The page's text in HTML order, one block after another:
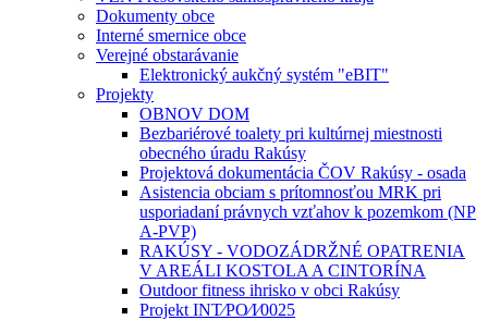
Dokumenty obce
Interné smernice obce
Verejné obstarávanie
Elektronický aukčný systém "eBIT"
Projekty
OBNOV DOM
Bezbariérové toalety pri kultúrnej miestnosti
obecného úradu Rakúsy
Projektová dokumentácia ČOV Rakúsy - osada
Asistencia obciam s prítomnosťou MRK pri
usporiadaní právnych vzťahov k pozemkom (NP
A-PVP)
RAKÚSY - VODOZÁDRŽNÉ OPATRENIA
V AREÁLI KOSTOLA A CINTORÍNA
Outdoor fitness ihrisko v obci Rakúsy
Projekt INT⁄PO⁄I⁄0025